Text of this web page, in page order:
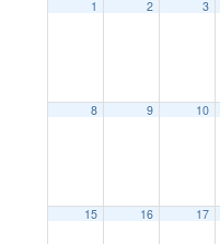
1 2 3
8 9 10
15 16 17